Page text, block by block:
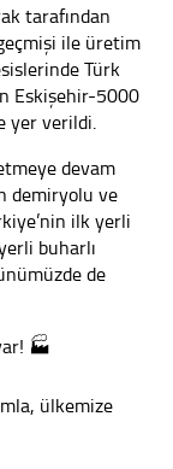
tarafından
ile üretim
Türk
Eskişehir-5000
yer verildi.
devam
demiryolu ve
ilk yerli
buharlı
de
🏭
ülkemize